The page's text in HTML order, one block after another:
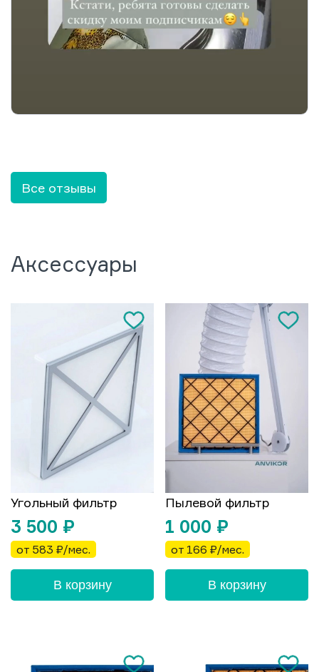
Все отзывы
Аксессуары
Угольный фильтр
3 500 ₽
от 583 ₽/мес.
В корзину
Пылевой фильтр
1 000 ₽
от 166 ₽/мес.
В корзину